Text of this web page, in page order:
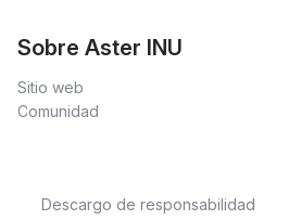
Sobre Aster INU
Sitio web
Comunidad
Descargo de responsabilidad